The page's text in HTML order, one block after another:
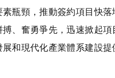
瓶頸，推動簽約項目快
、奮勇爭先，迅速掀起
和現代化產業體系建設